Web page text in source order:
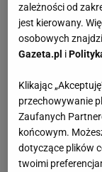
Z
angielskich
serdecznych
zależności od
jest kierowany.
osobowych
Gazeta.pl i
Klikając
przechowywanie
Zaufanych
końcowym.
dotyczące plików
twoimi